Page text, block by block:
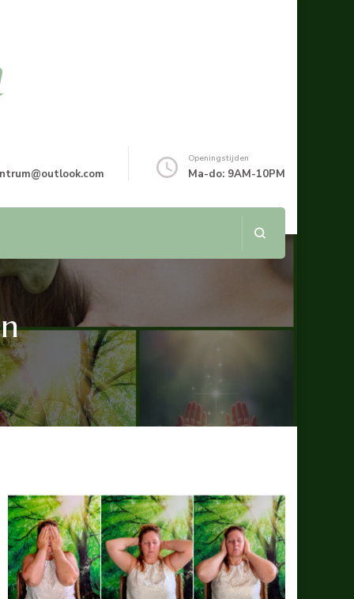
Openingstijden
Ma-do: 9AM-10PM